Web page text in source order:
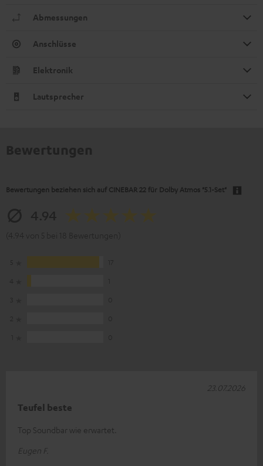
Abmessungen
Anschlüsse
Elektronik
Lautsprecher
Bewertungen beziehen sich auf CINEBAR 22 für Dolby Atmos "5.1-Set"
Teufel beste
Top Soundbar wie erwartet.
Eugen F.
23.07.2026